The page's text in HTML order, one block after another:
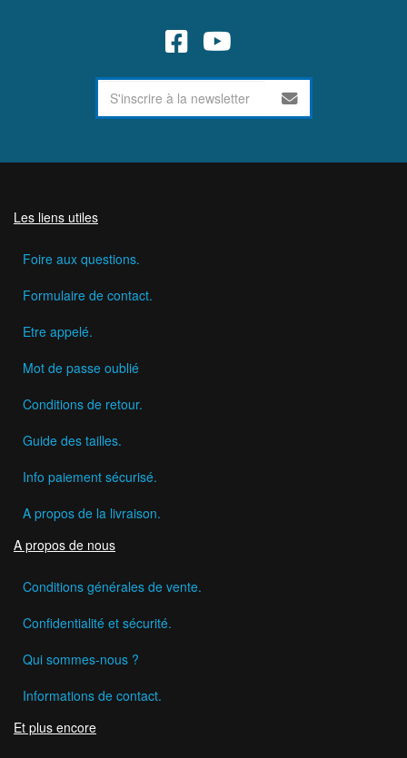
Les liens utiles
Foire aux questions.
Formulaire de contact.
Etre appelé.
Mot de passe oublié
Conditions de retour.
Guide des tailles.
Info paiement sécurisé.
A propos de la livraison.
A propos de nous
Conditions générales de vente.
Confidentialité et sécurité.
Qui sommes-nous ?
Informations de contact.
Et plus encore